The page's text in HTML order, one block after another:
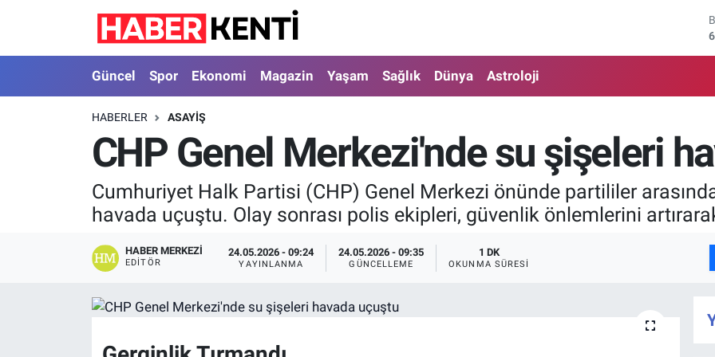
Güncel Spor Ekonomi Magazin Yaşam Sağlık Dünya Astroloji
HABERLER ASAYIŞ
CHP Genel Merkezi'nde su şişeleri
Cumhuriyet Halk Partisi (CHP) Genel Merkezi önünde partililer
havada uçuştu. Olay sonrası polis ekipleri, güvenlik önlemlerini
HABER MERKEZI
EDITÖR
24.05.2026 - 09:24
YAYINLANMA
24.05.2026 - 09:35
GÜNCELLEME
1 DK
OKUNMA SÜRESI
Güncel
Spor
Ekonomi
Magazin
Nöbetçi Eczaneler
Hava Durumu
İstanbul Namaz Vakitleri
Trafik Durumu
Süper Lig Puan Durumu ve Fikstür
Tüm Manşetler
Son Dakika Haberleri
Haber Arşivi